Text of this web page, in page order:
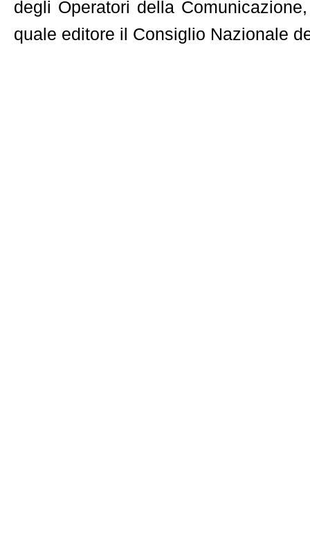
degli Operatori della
quale editore il Consiglio Nazionale